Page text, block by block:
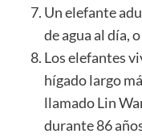
Un elefante
de agua al día,
Los elefantes
hígado largo
llamado Lin
durante 86